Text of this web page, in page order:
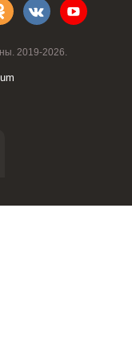
2019-2026.